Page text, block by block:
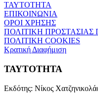
ΤΑΥΤΟΤΗΤΑ
ΕΠΙΚΟΙΝΩΝΙΑ
ΟΡΟΙ ΧΡΗΣΗΣ
ΠΟΛΙΤΙΚΗ
ΠΟΛΙΤΙΚΗ COOKIES
Κρατική Διαφήμιση
ΤΑΥΤΟΤΗΤΑ
Εκδότης: Νίκος